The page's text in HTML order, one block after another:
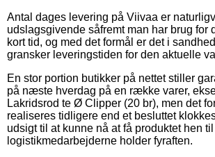
Antal dages levering på Viivaa er
udslagsgivende såfremt man har brug for
kort tid, og med det formål er det i
gransker leveringstiden for den aktuelle
En stor portion butikker på nettet stiller
på næste hverdag på en række varer,
Lakridsrod te Ø Clipper (20 br), men det
realiseres tidligere end et besluttet
udsigt til at kunne nå at få produktet hen
logistikmedarbejderne holder fyraften.